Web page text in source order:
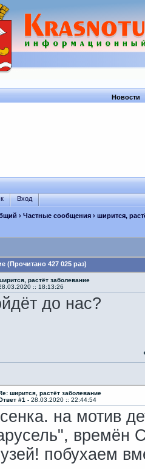
Новости
Вход
› Частные сообщения› ширится,
(Прочитано 427 025 раз)
растёт заболевание
:: 18:13:26
до нас?
ширится, растёт заболевание
#1 - 28.03.2020 :: 22:44:54
на мотив
времён
побухаем